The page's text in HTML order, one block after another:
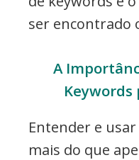
ser encontrado
A
Entender e
mais do que